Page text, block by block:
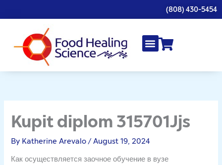
to
(808) 430-5454
Kupit diplom 315701Jjs
By Katherine Arevalo/August 19, 2024
Как осуществляется заочное обучение в вузе